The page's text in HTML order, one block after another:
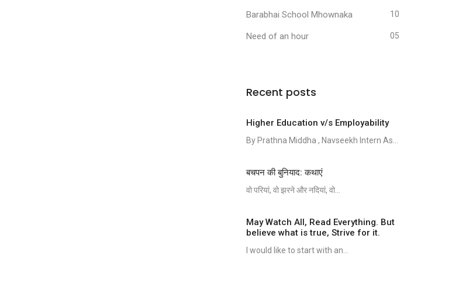
Barabhai School Mhownaka 10
Need of an hour 05
Recent posts
Higher Education v/s Employability
By Prathna Middha , Navseekh Intern As...
बचपन की बुनियाद: कथाएं
वो परियां, वो झरने और नदियां, वो...
May Watch All, Read Everything. But
believe what is true, Strive for it.
I would like to start with an...